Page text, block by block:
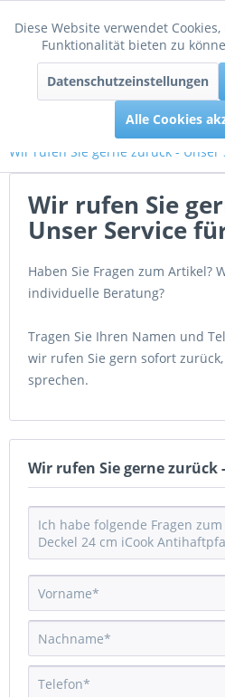
Menü
Wir rufen Sie gerne zurück - Unser
Wir rufen Sie
Unser Service
Haben Sie Fragen zum Artikel?
individuelle Beratung?
Tragen Sie Ihren Namen und
wir rufen Sie gern sofort
sprechen.
Wir rufen Sie gerne zurück
Funktionale
Tracking
Diese Website verwendet
Funktionalität bieten zu
Datenschutzeinstellungen
Alle Cookies